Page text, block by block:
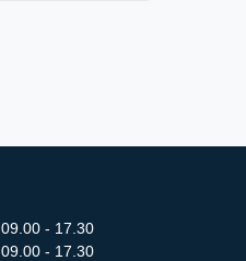
09.00 - 17.30
09.00 - 17.30